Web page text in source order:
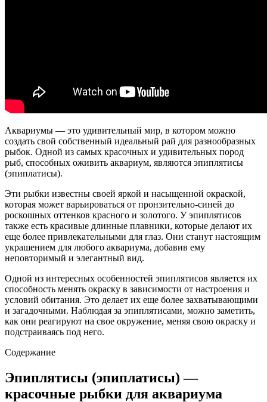
Аквариумы — это удивительный мир, в котором можно
создать свой собственный идеальный рай для разнообразных
рыбок. Одной из самых красочных и удивительных пород
рыб, способных оживить аквариум, являются эпиплятисы
(эпиплатисы).
Эти рыбки известны своей яркой и насыщенной окраской,
которая может варьироваться от пронзительно-синей до
роскошных оттенков красного и золотого. У эпиплятисов
также есть красивые длинные плавники, которые делают их
еще более привлекательными для глаз. Они станут настоящим
украшением для любого аквариума, добавив ему
неповторимый и элегантный вид.
Одной из интересных особенностей эпиплятисов является их
способность менять окраску в зависимости от настроения и
условий обитания. Это делает их еще более захватывающими
и загадочными. Наблюдая за эпиплятисами, можно заметить,
как они реагируют на свое окружение, меняя свою окраску и
подстраиваясь под него.
Содержание
Эпиплятисы (эпиплатисы) —
красочные рыбки для аквариума